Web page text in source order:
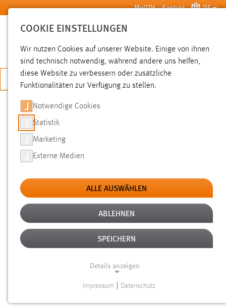
Zum Hauptinhalt springen MyOTH Kontakt DE
SUCHE
JETZT BEWERBEN
SUCHE
FILTER
Typ
Erstellungsdatum
Alter
COOKIE EINSTELLUNGEN
Wir nutzen Cookies auf unserer Website. Einige von ihnen
sind technisch notwendig, während andere uns helfen,
diese Website zu verbessern oder zusätzliche
Funktionalitäten zur Verfügung zu stellen.
Notwendige Cookies
Statistik
Marketing
Externe Medien
ALLE AUSWÄHLEN
ABLEHNEN
SPEICHERN
Details anzeigen
Impressum Datenschutz